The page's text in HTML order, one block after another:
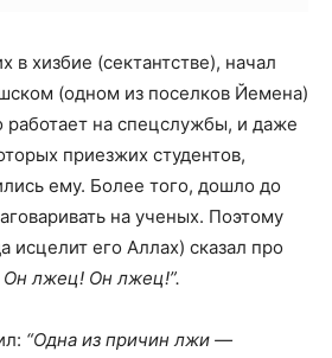
в хизбие (сектантстве), начал
(одном из поселков Йемена)
работает на спецслужбы, и даже
приезжих студентов,
ему. Более того, дошло до
на ученых. Поэтому
исцелит его Аллах) сказал про
лжец! Он лжец!”.
“Одна из причин лжи —